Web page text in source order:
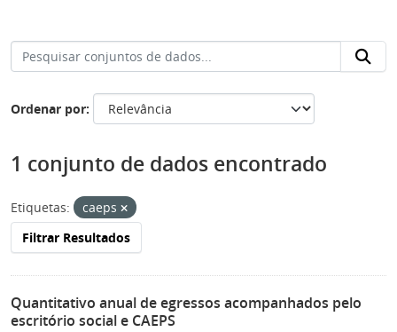
Ordenar por
1 conjunto de dados encontrado
Etiquetas:
caeps
Filtrar Resultados
Quantitativo anual de egressos acompanhados pelo
escritório social e CAEPS